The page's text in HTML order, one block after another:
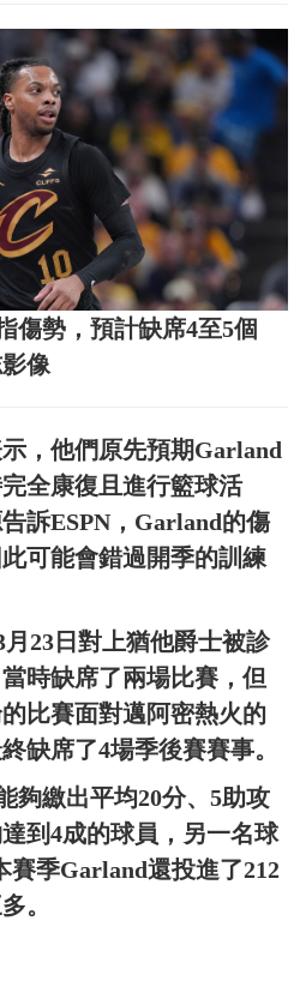
傷勢，預計缺席4至5個
像
，他們原先預期Garland
全康復且進行籃球活
訴ESPN，Garland的傷
可能會錯過開季的訓練
23日對上猶他爵士被診
時缺席了兩場比賽，但
比賽面對邁阿密熱火的
缺席了4場季後賽賽事。
夠繳出平均20分、5助攻
到4成的球員，另一名球
賽季Garland還投進了212
。